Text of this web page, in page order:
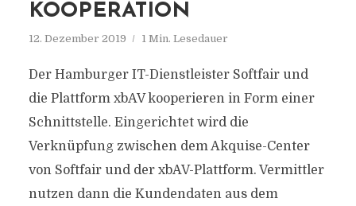
KOOPERATION
12. Dezember 2019 1 Min. Lesedauer
Der Hamburger IT-Dienstleister Softfair und
die Plattform xbAV kooperieren in Form einer
Schnittstelle. Eingerichtet wird die
Verknüpfung zwischen dem Akquise-Center
von Softfair und der xbAV-Plattform. Vermittler
nutzen dann die Kundendaten aus dem